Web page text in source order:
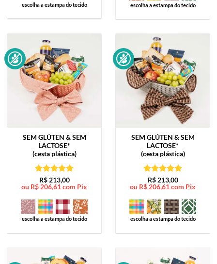
escolha a estampa do tecido escolha a estampa do tecido
SEM GLÚTEN & SEM
LACTOSE*
(cesta plástica)
Avaliação5
de 5
R$213,00
ou R$ 206,61 com Pix
escolha a estampa do tecido
SEM GLÚTEN & SEM
LACTOSE*
(cesta plástica)
Avaliação5
de 5
R$213,00
ou R$ 206,61 com Pix
escolha a estampa do tecido